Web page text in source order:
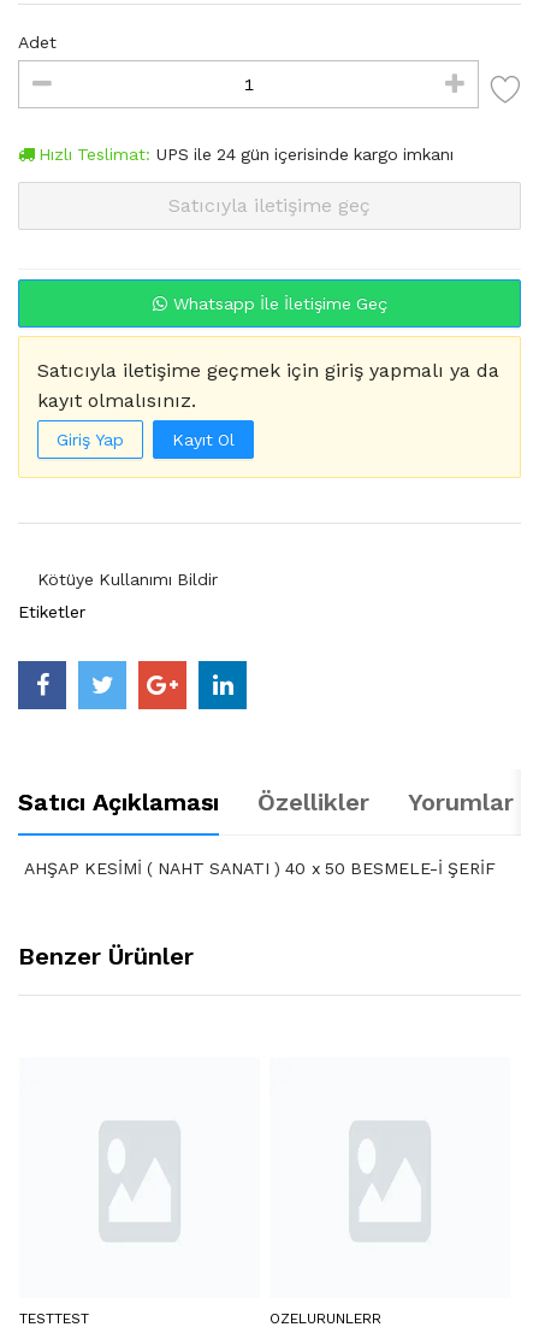
Adet
Hızlı Teslimat: UPS ile 24gün içerisinde kargo imkanı
Satıcıyla iletişime geç
Whatsapp İle İletişime Geç
Satıcıyla iletişime geçmek için giriş yapmalı ya da
kayıt olmalısınız.
Giriş Yap Kayıt Ol
Kötüye Kullanımı Bildir
Etiketler
Satıcı Açıklaması Özellikler Yorumlar
AHŞAP KESİMİ ( NAHT SANATI ) 40 x 50 BESMELE-İ ŞERİF
Benzer Ürünler
TESTTEST OZELURUNLERR